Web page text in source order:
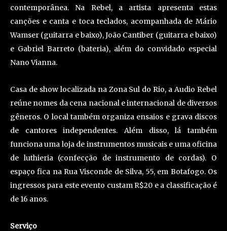
contemporânea. Na Rebel, a artista apresenta estas
canções e canta e toca teclados, acompanhada de Mário
Wamser (guitarra e baixo), João Cantiber (guitarra e baixo)
e Gabriel Barreto (bateria), além do convidado especial
Nano Vianna.
Casa de show localizada na Zona Sul do Rio, a Audio Rebel
reúne nomes da cena nacional e internacional de diversos
gêneros. O local também organiza ensaios e grava discos
de cantores independentes. Além disso, lá também
funciona uma loja de instrumentos musicais e uma oficina
de luthieria (confecção de instrumento de cordas). O
espaço fica na Rua Visconde de Silva, 55, em Botafogo. Os
ingressos para este evento custam R$20 e a classificação é
de 16 anos.
Serviço